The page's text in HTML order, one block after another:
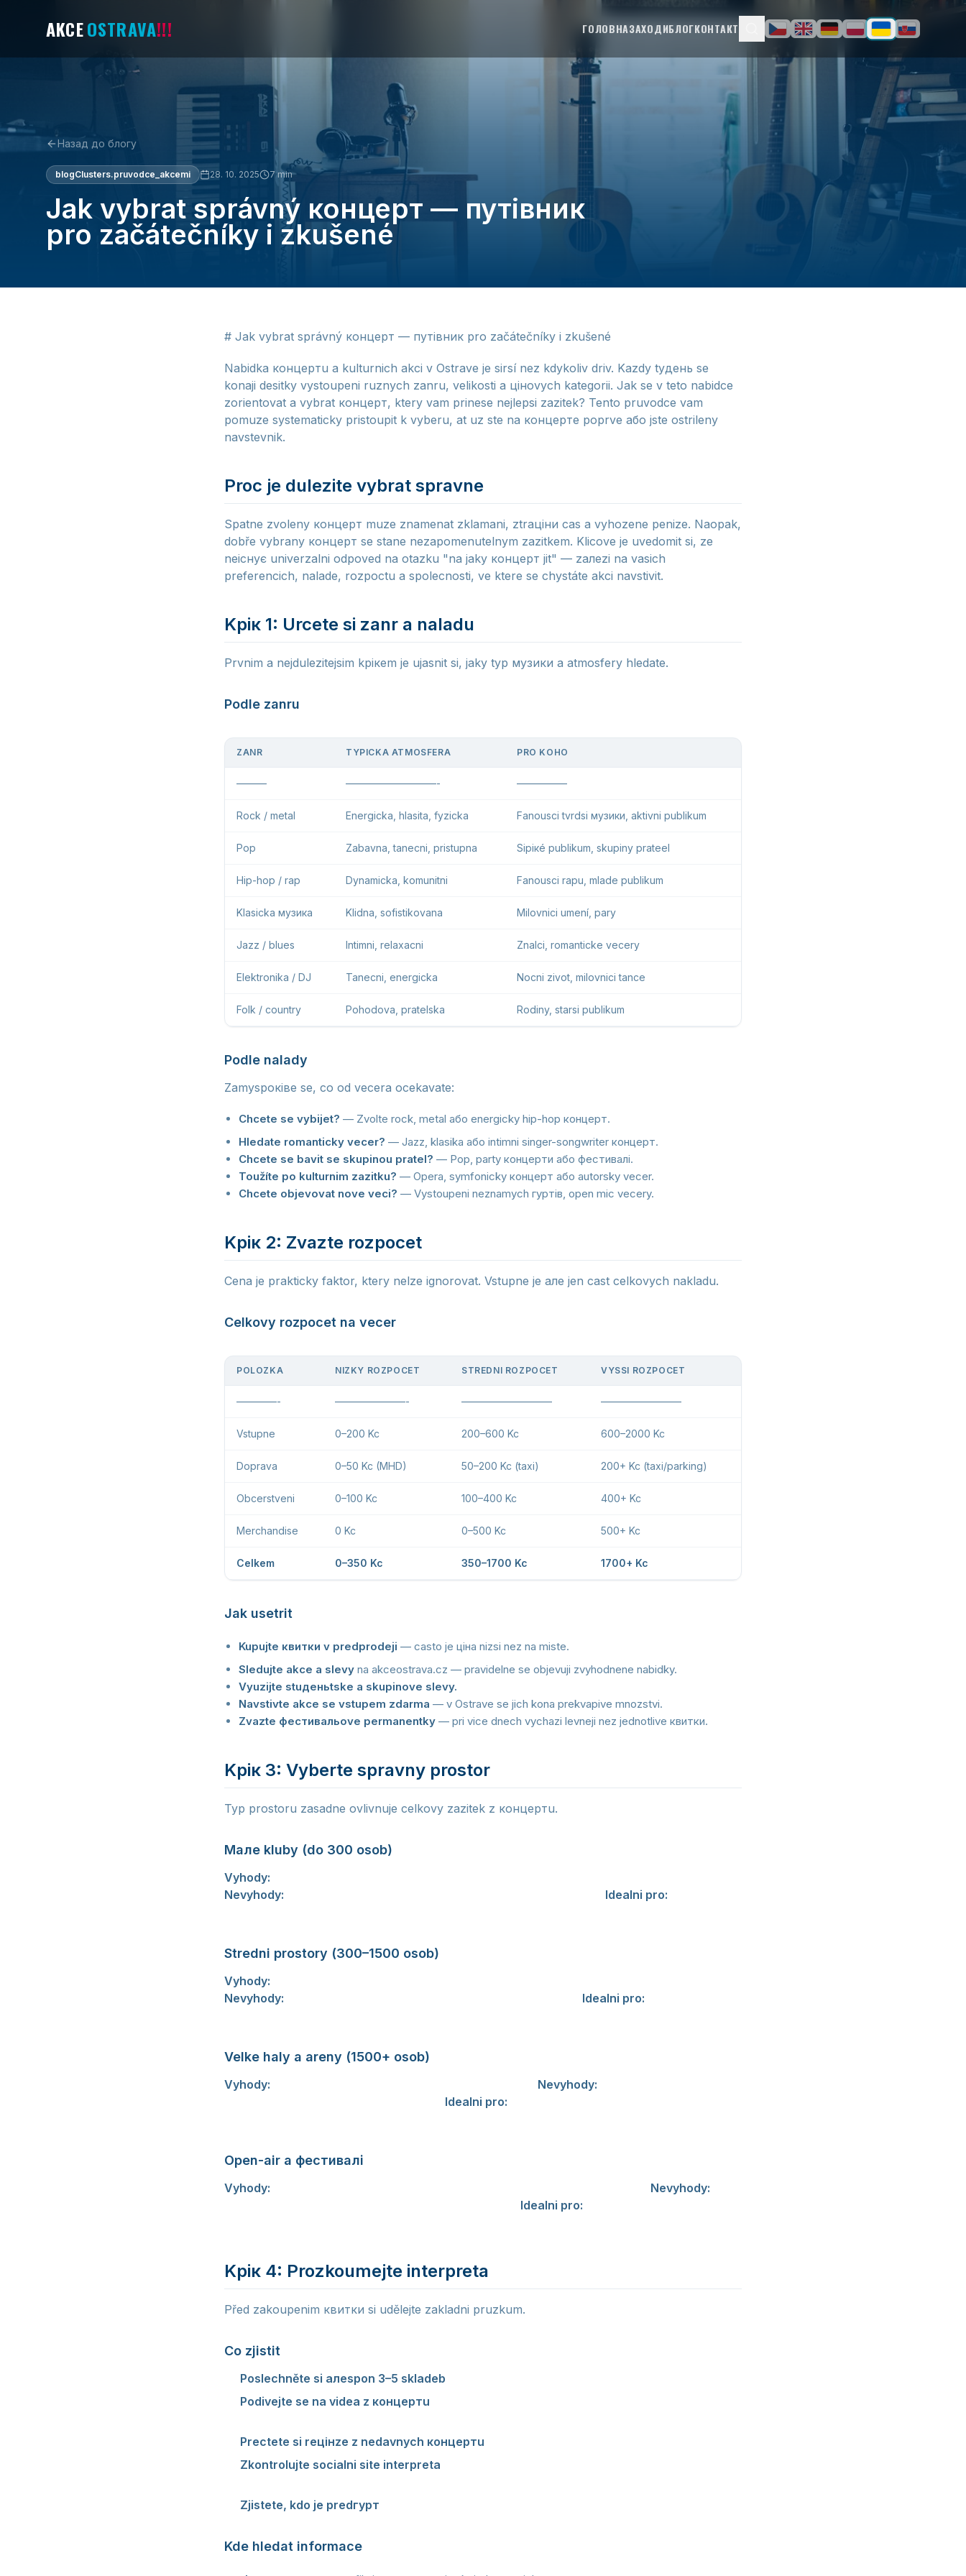
AKCEOSTRAVA!!! ГОЛОВНАЗАХОДИБЛОГКОНТАКТ
Назад до блогу
blogClusters.pruvodce_akcemi 28. 10. 2025 7min
Jak vybrat správný концерт — путівник
pro začátečníky i zkušené
# Jak vybrat správný концерт — путівник pro začátečníky i zkušené
Nabidka концертu a kulturnich akci v Ostrave je sirsí nez kdykoliv driv. Kazdy tyдень se
konaji desitky vystoupeni ruznych zanru, velikosti a цінovych kategorii. Jak se v teto nabidce
zorientovat a vybrat концерт, ktery vam prinese nejlepsi zazitek? Tento pruvodce vam
pomuze systematicky pristoupit k vyberu, at uz ste na концертe poprve або jste ostrileny
navstevnik.
Proc je dulezite vybrat spravne
Spatne zvoleny концерт muze znamenat zklamani, ztraціни cas a vyhozene penize. Naopak,
dobře vybrany концерт se stane nezapomenutelnym zazitkem. Klicove je uvedomit si, ze
neіснує univerzalni odpoved na otazku "na jaky концерт jit" — zалеzi na vasich
preferencich, nalade, rozpoctu a spolecnosti, ve ktere se chystáte akci navstivit.
Kрік 1: Urcete si zanr a naladu
Prvnim a nejdulezitejsim kрікem je ujasnit si, jaky typ музики a atmosfery hledate.
Podle zanru
ZANR TYPICKA ATMOSFERA PRO KOHO
——— —————————- —————
Rock / metal Energicka, hlasita, fyzicka Fanousci tvrdsi музики, aktivni publikum
Pop Zabavna, tanecni, pristupna Siрікé publikum, skupiny prateel
Hip-hop / rap Dynamicka, komunitni Fanousci rapu, mlade publikum
Klasicka музика Klidna, sofistikovana Milovnici umení, pary
Jazz / blues Intimni, relaxacni Znalci, romanticke vecery
Elektronika / DJ Tanecni, energicka Nocni zivot, milovnici tance
Folk / country Pohodova, pratelska Rodiny, starsi publikum
Podle nalady
Zamysроківe se, co od vecera ocekavate:
Chcete se vybijet? — Zvolte rock, metal або energicky hip-hop концерт.
Hledate romanticky vecer? — Jazz, klasika або intimni singer-songwriter концерт.
Chcete se bavit se skupinou pratel? — Pop, party концерти або фестивалі.
Toužíte po kulturnim zazitku? — Opera, symfonicky концерт або autorsky vecer.
Chcete objevovat nove veci? — Vystoupeni neznamych гуртів, open mic vecery.
Kрік 2: Zvazte rozpocet
Cena je prakticky faktor, ktery nelze ignorovat. Vstupne je але jen cast celkovych nakladu.
Celkovy rozpocet na vecer
POLOZKA NIZKY ROZPOCET STREDNI ROZPOCET VYSSI ROZPOCET
————- ———————- ————————— ————————
Vstupne 0–200 Kc 200–600 Kc 600–2000 Kc
Doprava 0–50 Kc (MHD) 50–200 Kc (taxi) 200+ Kc (taxi/parking)
Obcerstveni 0–100 Kc 100–400 Kc 400+ Kc
Merchandise 0 Kc 0–500 Kc 500+ Kc
Celkem 0–350 Kc 350–1700 Kc 1700+ Kc
Jak usetrit
Kupujte квитки v predprodeji — casto je ціна nizsi nez na miste.
Sledujte akce a slevy na akceostrava.cz — pravidelne se objevuji zvyhodnene nabidky.
Vyuzijte stuденьtske a skupinove slevy.
Navstivte akce se vstupem zdarma — v Ostrave se jich kona prekvapive mnozstvi.
Zvazte фестивальove permanentky — pri vice dnech vychazi levneji nez jednotlive квитки.
Kрік 3: Vyberte spravny prostor
Typ prostoru zasadne ovlivnuje celkovy zazitek z концертu.
Mале kluby (do 300 osob)
Vyhody:
Nevyhody:
Idealni pro:
Stredni prostory (300–1500 osob)
Vyhody:
Nevyhody:
Idealni pro:
Velke haly a areny (1500+ osob)
Vyhody: Nevyhody:
Idealni pro:
Open-air a фестивалі
Vyhody:
Nevyhody:
Idealni pro:
Kрік 4: Prozkoumejte interpreta
Před zakoupenim квитки si udělejte zakladni pruzkum.
Co zjistit
Poslechněte si алеspon 3–5 skladeb
Podivejte se na videa z концертu
Prectete si reцінze z nedavnych концертu
Zkontrolujte socialni site interpreta
Zjistete, kdo je predгурт
Kde hledat informace